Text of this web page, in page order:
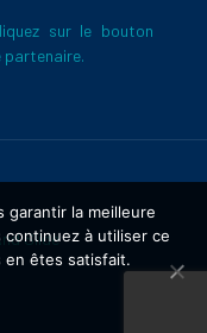
sur le bouton
partenaire.
Slide
garantir la meilleure
à utiliser ce
en êtes satisfait.